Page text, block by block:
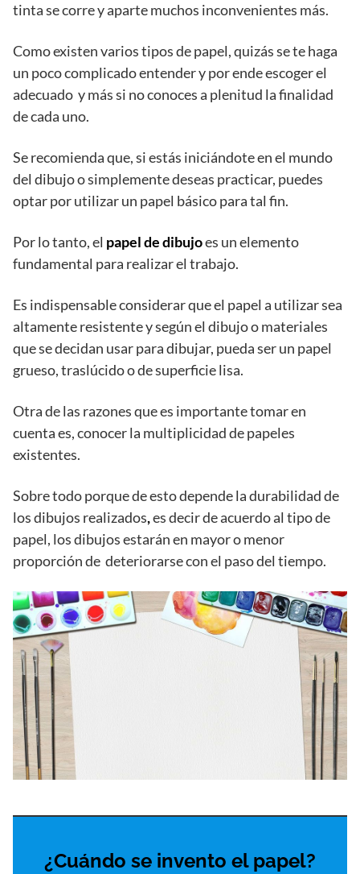
tinta se corre y aparte muchos inconvenientes más.
Como existen varios tipos de papel, quizás se te haga
un poco complicado entender y por ende escoger el
adecuado y más si no conoces a plenitud la finalidad
de cada uno.
Se recomienda que, si estás iniciándote en el mundo
del dibujo o simplemente deseas practicar, puedes
optar por utilizar un papel básico para tal fin.
Por lo tanto, el papel de dibujoes un elemento
fundamental para realizar el trabajo.
Es indispensable considerar que el papel a utilizar sea
altamente resistente y según el dibujo o materiales
que se decidan usar para dibujar, pueda ser un papel
grueso, traslúcido o de superficie lisa.
Otra de las razones que es importante tomar en
cuenta es, conocer la multiplicidad de papeles
existentes.
Sobre todo porque de esto depende la durabilidad de
los dibujos realizados,es decir de acuerdo al tipo de
papel, los dibujos estarán en mayor o menor
proporción de deteriorarse con el paso del tiempo.
¿Cuándo se invento el papel?